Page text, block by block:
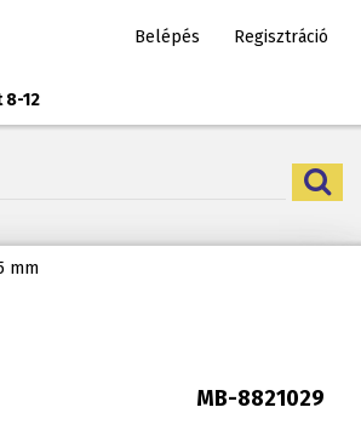
Belépés Regisztráció
8-12
mm
MB-8821029